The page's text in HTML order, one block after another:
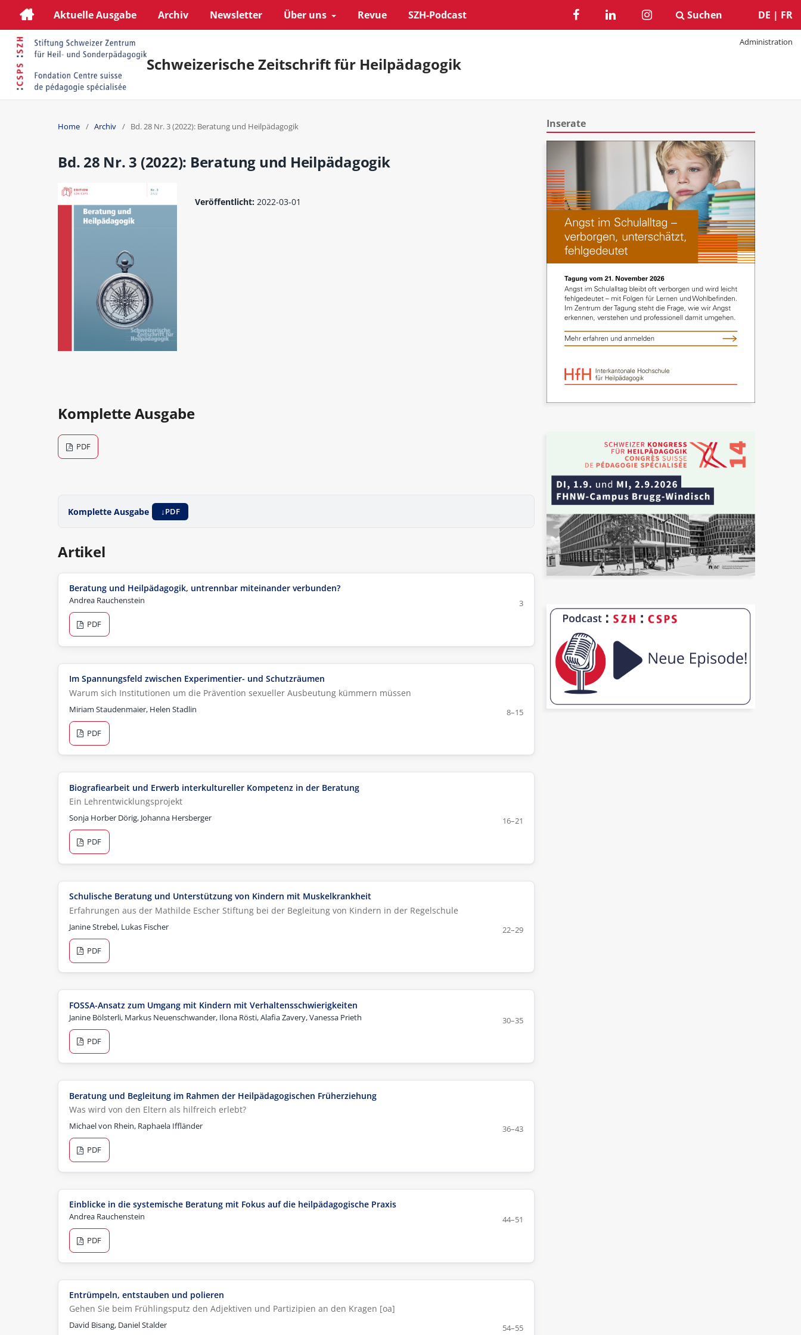
Aktuelle Ausgabe Archiv Newsletter Über uns Revue SZH-Podcast
Administration
DE | FR
Suchen
Schweizerische Zeitschrift für Heilpädagogik
Home / Archiv / Bd. 28 Nr. 3 (2022): Beratung und Heilpädagogik
Bd. 28 Nr. 3 (2022): Beratung und Heilpädagogik
Veröffentlicht: 2022-03-01
Komplette Ausgabe
PDF
Komplette Ausgabe PDF
Artikel
Beratung und Heilpädagogik, untrennbar miteinander verbunden?
Andrea Rauchenstein
3
PDF
Im Spannungsfeld zwischen Experimentier- und Schutzräumen
Warum sich Institutionen um die Prävention sexueller Ausbeutung kümmern müssen
Miriam Staudenmaier, Helen Stadlin
8–15
PDF
Biografiearbeit und Erwerb interkultureller Kompetenz in der Beratung
Ein Lehrentwicklungsprojekt
Sonja Horber Dörig, Johanna Hersberger
16–21
PDF
Schulische Beratung und Unterstützung von Kindern mit Muskelkrankheit
Erfahrungen aus der Mathilde Escher Stiftung bei der Begleitung von Kindern in der Regelschule
Janine Strebel, Lukas Fischer
22–29
PDF
FOSSA-Ansatz zum Umgang mit Kindern mit Verhaltensschwierigkeiten
Janine Bölsterli, Markus Neuenschwander, Ilona Rösti, Alafia Zavery, Vanessa Prieth
30–35
PDF
Beratung und Begleitung im Rahmen der Heilpädagogischen Früherziehung
Was wird von den Eltern als hilfreich erlebt?
Michael von Rhein, Raphaela Iffländer
36–43
PDF
Einblicke in die systemische Beratung mit Fokus auf die heilpädagogische Praxis
Andrea Rauchenstein
44–51
PDF
Entrümpeln, entstauben und polieren
Gehen Sie beim Frühlingsputz den Adjektiven und Partizipien an den Kragen [oa]
David Bisang, Daniel Stalder 54–55
Inserate